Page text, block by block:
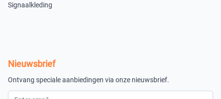
Signaalkleding
Nieuwsbrief
Ontvang speciale aanbiedingen via onze nieuwsbrief.